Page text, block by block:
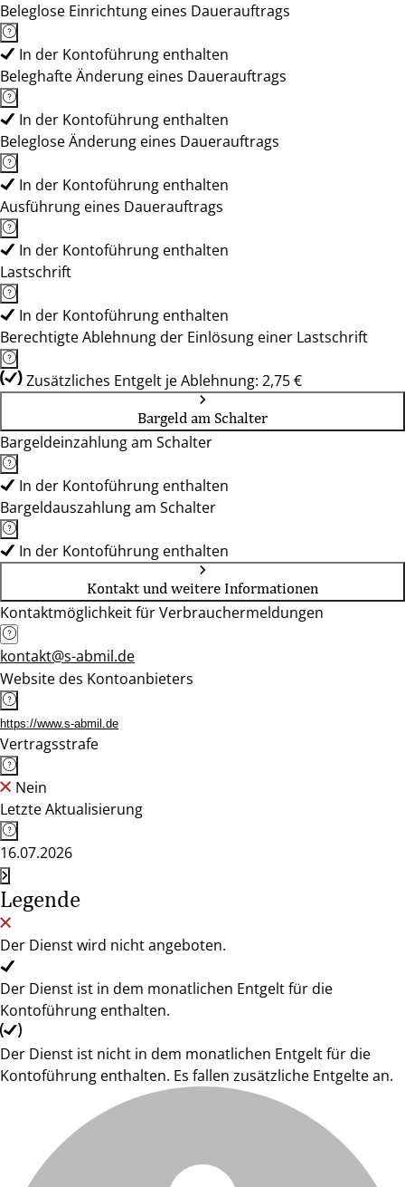
Beleglose Einrichtung eines Dauerauftrags
In der Kontoführung enthalten
Beleghafte Änderung eines Dauerauftrags
In der Kontoführung enthalten
Beleglose Änderung eines Dauerauftrags
In der Kontoführung enthalten
Ausführung eines Dauerauftrags
In der Kontoführung enthalten
Lastschrift
In der Kontoführung enthalten
Berechtigte Ablehnung der Einlösung einer Lastschrift
Zusätzliches Entgelt je Ablehnung: 2,75 €
Bargeld am Schalter
Bargeldeinzahlung am Schalter
In der Kontoführung enthalten
Bargeldauszahlung am Schalter
In der Kontoführung enthalten
Kontakt und weitere Informationen
Kontaktmöglichkeit für Verbrauchermeldungen
kontakt@s-abmil.de
Website des Kontoanbieters
https://www.s-abmil.de
Vertragsstrafe
Nein
Letzte Aktualisierung
16.07.2026
Legende
Der Dienst wird nicht angeboten.
Der Dienst ist in dem monatlichen Entgelt für die
Kontoführung enthalten.
Der Dienst ist nicht in dem monatlichen Entgelt für die
Kontoführung enthalten. Es fallen zusätzliche Entgelte an.